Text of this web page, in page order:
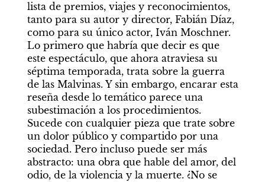
lista de premios, viajes y reconocimientos,
tanto para su autor y director, Fabián Díaz,
como para su único actor, Iván Moschner.
Lo primero que habría que decir es que
este espectáculo, que ahora atraviesa su
séptima temporada, trata sobre la guerra
de las Malvinas. Y sin embargo, encarar esta
reseña desde lo temático parece una
subestimación a los procedimientos.
Sucede con cualquier pieza que trate sobre
un dolor público y compartido por una
sociedad. Pero incluso puede ser más
abstracto: una obra que hable del amor, del
odio, de la violencia y la muerte. ¿No se